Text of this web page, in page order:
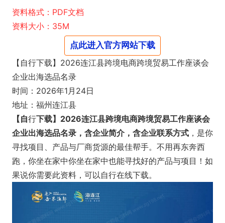
资料格式：PDF文档
资料大小：35M
点此进入官方网站下载
【自行下载】2026连江县跨境电商跨境贸易工作座谈会
企业出海选品名录
时间：2026年1月24日
地址：福州连江县
【自行下载】2026连江县跨境电商跨境贸易工作座谈会
企业出海选品名录，含企业简介，含企业联系方式 ，是你
寻找项目、产品与厂商货源的最佳帮手。不用再东奔西
跑，你坐在家中你坐在家中也能寻找好的产品与项目！如
果说你需要此资料，可以自行在线下载。